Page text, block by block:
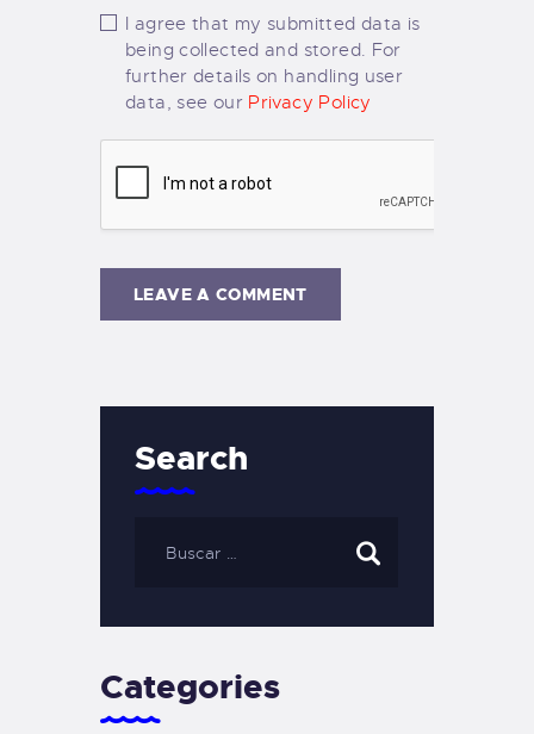
I agree that my submitted data is
being collected and stored. For
further details on handling user
data, see our Privacy Policy
Search
Categories